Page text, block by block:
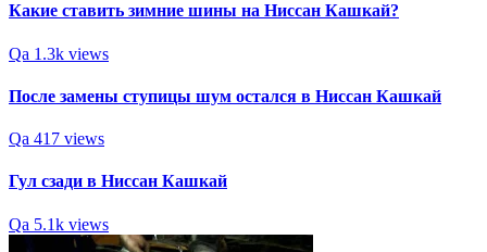
Какие ставить зимние шины на Ниссан Кашкай?
Qa 1.3k views
После замены ступицы шум остался в Ниссан Кашкай
Qa 417 views
Гул сзади в Ниссан Кашкай
Qa 5.1k views